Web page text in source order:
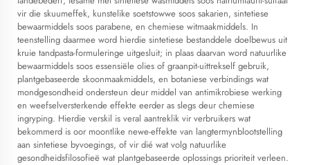
vir die skuumeffek, kunstelike soetstowwe soos sakarien, sintetiese
bewaarmiddels soos parabene, en chemiese witmaakmiddels. In
teenstelling daarmee word hierdie sintetiese bestanddele doelbewus uit
kruie tandpasta-formuleringe uitgesluit; in plaas daarvan word natuurlike
bewaarmiddels soos essensiële olies of graanpit-uittrekself gebruik,
plantgebaseerde skoonmaakmiddels, en botaniese verbindings wat
mondgesondheid ondersteun deur middel van antimikrobiese werking
en weefselversterkende effekte eerder as slegs deur chemiese
ingryping. Hierdie verskil is veral aantreklik vir verbruikers wat
bekommerd is oor moontlike newe-effekte van langtermynblootstelling
aan sintetiese byvoegings, of vir dié wat volg natuurlike
gesondheidsfilosofieë wat plantgebaseerde oplossings prioriteit verleen.